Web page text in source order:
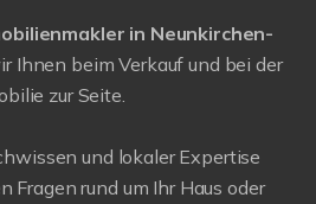
in Neunkirchen-
Ihnen beim Verkauf und bei der
zur Seite.
und lokaler Expertise
Fragen rund um Ihr Haus oder